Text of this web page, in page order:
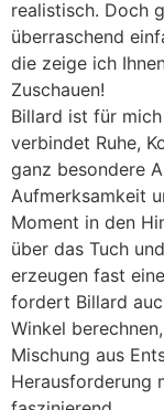
realistisch. Doch
überraschend
die zeige ich
Zuschauen!
Billard ist für
verbindet Ruhe,
ganz besondere
Aufmerksamkeit
Moment in den
über das Tuch
erzeugen fast
fordert Billard
Winkel
Mischung aus
Herausforderung